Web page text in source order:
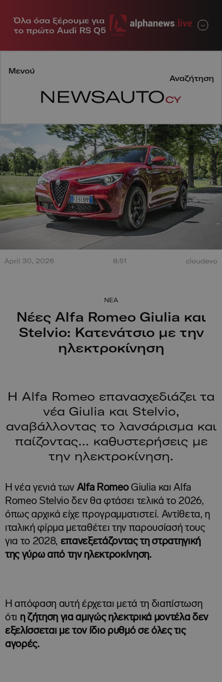
Όλα όσα ξέρουμε για
το πρώτο Audi RS Q5
Μενού
Αναζήτηση
Μενού
Τεράστια έκρηξη από
περπατώντας!
April 30, 2026 8:51 cloudevo
Nέες Alfa Romeo Giulia και
Stelvio: Κατενάτσιο με την
ηλεκτροκίνηση
NEA
Η Alfa Romeo επανασχεδιάζει τα
νέα Giulia και Stelvio,
αναβάλλοντας το λανσάρισμα και
παίζοντας… καθυστερήσεις με
την ηλεκτροκίνηση.
Η νέα γενιά των Alfa Romeo Giulia και Alfa
Romeo Stelvio δεν θα φτάσει τελικά το 2026,
όπως αρχικά είχε προγραμματιστεί. Αντίθετα, η
ιταλική φίρμα μεταθέτει την παρουσίασή τους
για το 2028, επανεξετάζοντας τη στρατηγική
της γύρω από την ηλεκτροκίνηση.
Η απόφαση αυτή έρχεται μετά τη διαπίστωση
ότι η ζήτηση για αμιγώς ηλεκτρικά μοντέλα δεν
εξελίσσεται με τον ίδιο ρυθμό σε όλες τις
αγορές.